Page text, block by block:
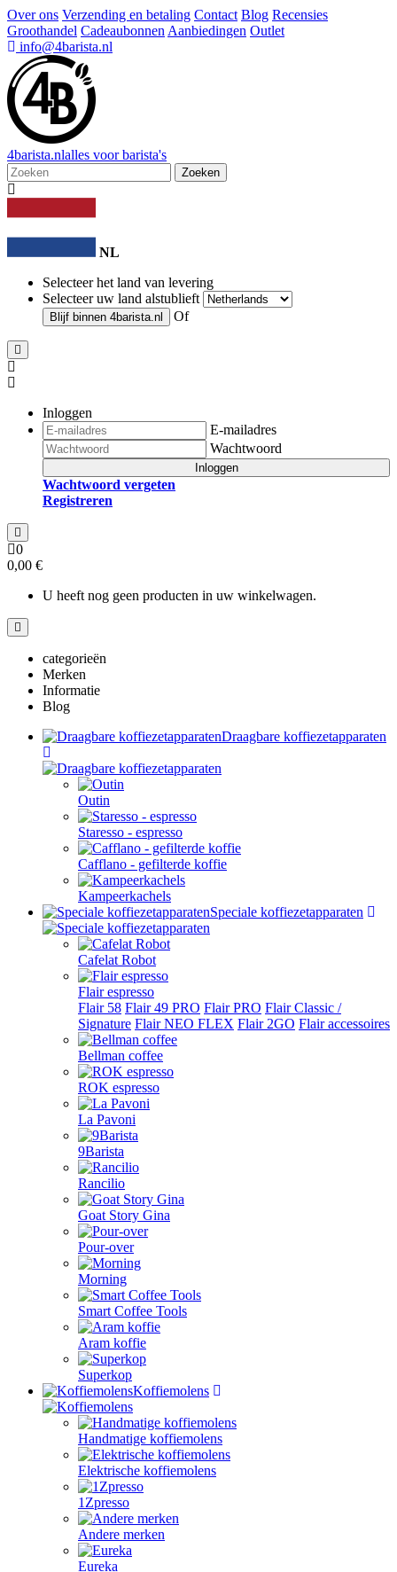
Over ons Verzending en betaling Contact Blog Recensies
Groothandel Cadeaubonnen Aanbiedingen Outlet
info@4barista.nl
4barista.nlalles voor barista's
Zoeken
NL
Selecteer het land van levering
Selecteer uw land alstublieft
Blijf binnen 4barista.nl Of
Inloggen
E-mailadres
Wachtwoord
Inloggen
Wachtwoord vergeten
Registreren
0
0,00 €
U heeft nog geen producten in uw winkelwagen.
categorieën
Merken
Informatie
Blog
Draagbare koffiezetapparaten
Outin
Staresso - espresso
Cafflano - gefilterde koffie
Kampeerkachels
Speciale koffiezetapparaten
Cafelat Robot
Flair espresso
Flair 58 Flair 49 PRO Flair PRO Flair Classic /
Signature Flair NEO FLEX Flair 2GO Flair accessoires
Bellman coffee
ROK espresso
La Pavoni
9Barista
Rancilio
Goat Story Gina
Pour-over
Morning
Smart Coffee Tools
Aram koffie
Superkop
Koffiemolens
Handmatige koffiemolens
Elektrische koffiemolens
1Zpresso
Andere merken
Eureka